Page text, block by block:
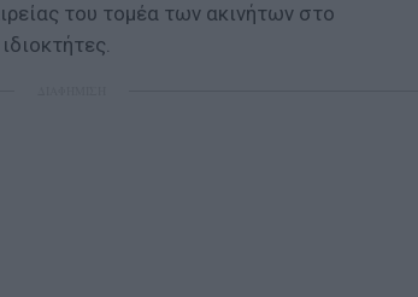
του τομέα των ακινήτων στο